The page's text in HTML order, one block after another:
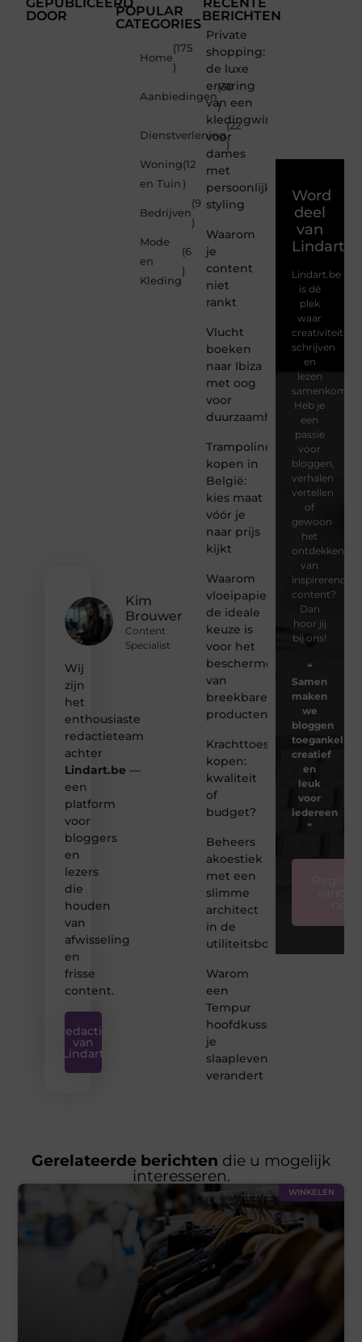
DOOR
Kim
Brouwer
Content
Specialist
Wij
zijn
het
enthousiaste
redactieteam
achter
Lindart.be —
een
platform
voor
bloggers
en
lezers
die
houden
van
afwisseling
en
frisse
content.
Redactie
van
Lindart
POPULAR
CATEGORIES
Home
(175
)
Aanbiedingen
(30
)
Dienstverlening
(22
)
Woning
en Tuin
(12
)
Bedrijven
(9
)
Mode
en
Kleding
(6
)
BERICHTEN
Private
shopping:
de luxe
ervaring
van een
kledingwinkel
voor
dames
met
persoonlijke
styling
Waarom
je
content
niet
rankt
Vlucht
boeken
naar Ibiza
met oog
voor
duurzaamheid
Trampoline
kopen in
België:
kies maat
vóór je
naar prijs
kijkt
Waarom
vloeipapier
de ideale
keuze is
voor het
beschermen
van
breekbare
producten
Krachttoestel
kopen:
kwaliteit
of
budget?
Beheers
akoestiek
met een
slimme
architect
in de
utiliteitsbouw
Warom
een
Tempur
hoofdkussen
je
slaapleven
verandert
Word
deel
van
Lindart.be
is dé
plek
waar
creativiteit,
schrijven
en
lezen
samenkomen.
Heb je
een
passie
voor
bloggen,
verhalen
vertellen
of
gewoon
het
ontdekken
van
inspirerende
content?
Dan
hoor jij
bij ons!
❝
Samen
maken
we
bloggen
toegankelijk,
creatief
en
leuk
voor
iedereen
❞
Gerelateerde berichten die u mogelijk
interesseren.
WINKELEN